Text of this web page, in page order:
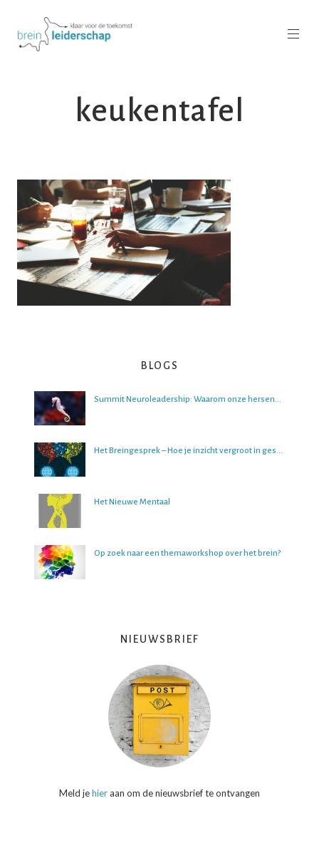
keukentafel
BLOGS
Summit Neuroleadership: Waarom onze hersenen het lastig vinden om over de toekomst na te denken
Het Breingesprek – Hoe je inzicht vergroot in gesprekken
Het Nieuwe Mentaal
Op zoek naar een themaworkshop over het brein?
NIEUWSBRIEF
Meld jehieraan om de nieuwsbrief te ontvangen